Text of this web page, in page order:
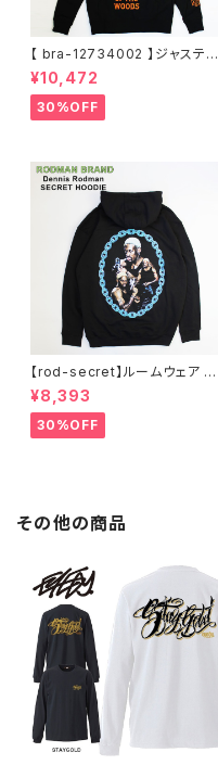
【 bra-12734002 】ジャスティ
ンティンバーレイク Justin Ran
dall Timberlake MAN OF T
HE WOODS パーカー フーディ
ー アーティスト スウェットパー
¥10,472
30%OFF
【rod-secret】ルームウェア フ
ーディー アーティスト バンド ア
ウトドア RODMAN BRAND ロ
ッドマンブランド Dennis Rod
man RODAMAN SECRET H
¥8,393
30%OFF
その他の商品